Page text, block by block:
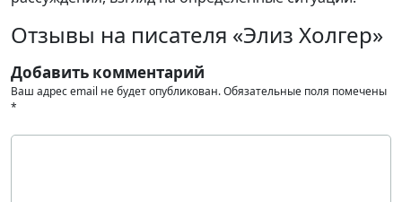
Отзывы на писателя «Элиз Холгер»
Добавить комментарий
Ваш адрес email не будет опубликован.Обязательные поля помечены
*